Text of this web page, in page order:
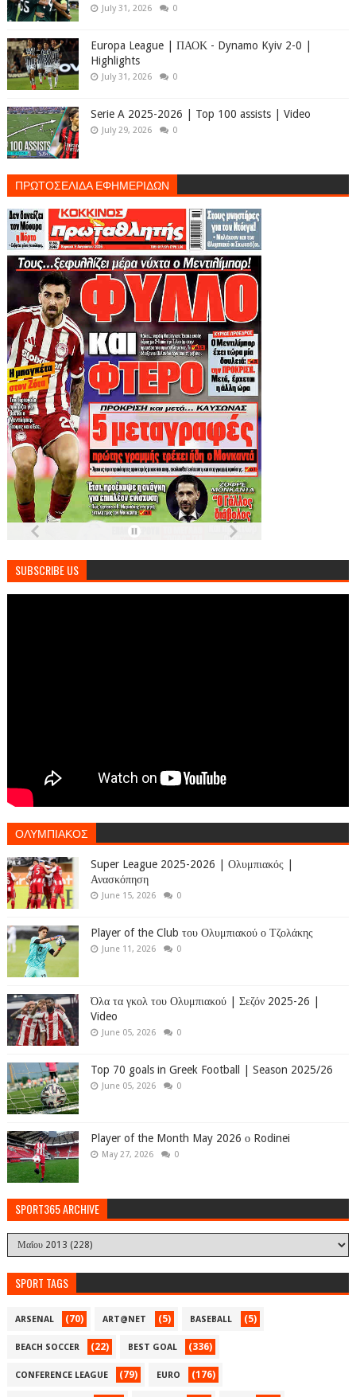
July 31, 2026 0
Europa League | ΠΑΟΚ - Dynamo Kyiv 2-0 |
Highlights
July 31, 2026 0
Serie A 2025-2026 | Top 100 assists | Video
July 29, 2026 0
ΠΡΩΤΟΣΕΛΙΔΑ ΕΦΗΜΕΡΙΔΩΝ
SUBSCRIBE US
ΟΛΥΜΠΙΑΚΟΣ
Super League 2025-2026 | Ολυμπιακός |
Ανασκόπηση
June 15, 2026 0
Player of the Club του Ολυμπιακού ο Τζολάκης
June 11, 2026 0
Όλα τα γκολ του Ολυμπιακού | Σεζόν 2025-26 |
Video
June 05, 2026 0
Top 70 goals in Greek Football | Season 2025/26
June 05, 2026 0
Player of the Month May 2026 ο Rodinei
May 27, 2026 0
SPORT365 ARCHIVE
SPORT TAGS
ARSENAL (70) ART@NET (5) BASEBALL (5)
BEACH SOCCER (22) BEST GOAL (336)
CONFERENCE LEAGUE (79) EURO (176)